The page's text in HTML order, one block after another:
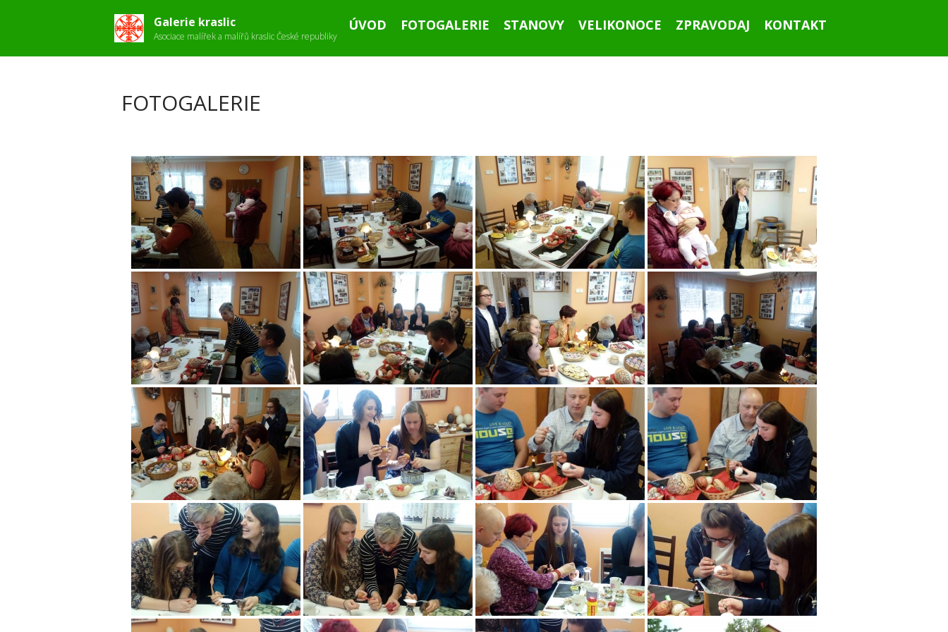
Září 2015
Nezařazené
Přihlásit se
Zdroj kanálů (příspěvky)
Kanál komentářů
Česká lokalizace
Galerie kraslic
Asociace malířek a malířů kraslic České republiky
ÚVOD FOTOGALERIE STANOVY VELIKONOCE ZPRAVODAJ KONTAKT
FOTOGALERIE